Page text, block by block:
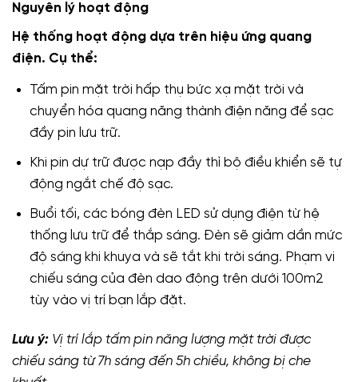
Nguyên lý hoạt động
Hệ thống hoạt động dựa trên hiệu ứng quang
điện. Cụ thể:
Tấm pin mặt trời hấp thụ bức xạ mặt trời và
chuyển hóa quang năng thành điện năng để sạc
đầy pin lưu trữ.
Khi pin dự trữ được nạp đầy thì bộ điều khiển sẽ tự
động ngắt chế độ sạc.
Buổi tối, các bóng đèn LED sử dụng điện từ hệ
thống lưu trữ để thắp sáng. Đèn sẽ giảm dần mức
độ sáng khi khuya và sẽ tắt khi trời sáng. Phạm vi
chiếu sáng của đèn dao động trên dưới 100m2
tùy vào vị trí bạn lắp đặt.
Lưu ý: Vị trí lắp tấm pin năng lượng mặt trời được
chiếu sáng từ 7h sáng đến 5h chiều, không bị che